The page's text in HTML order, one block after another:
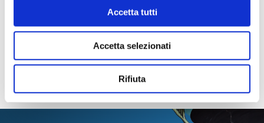
Accetta tutti
Accetta selezionati
Rifiuta